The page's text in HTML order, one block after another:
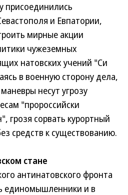
присоединились
и Евпатории,
мирные акции
чужеземных
натовских учений "Си
в военную сторону дела,
несут угрозу
"пророссийски
грозя сорвать курортный
средств к существованию.
стане
антинатовского фронта
единомышленники и в